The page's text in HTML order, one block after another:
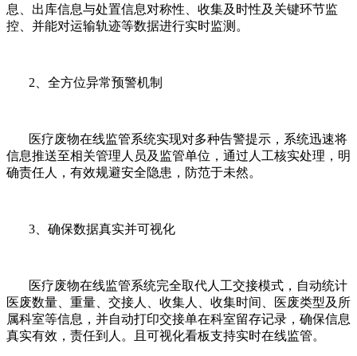
息、出库信息与处置信息对称性、收集及时性及关键环节监
控、并能对运输轨迹等数据进行实时监测。
2、全方位异常预警机制
医疗废物在线监管系统实现对多种告警提示，系统迅速将
信息推送至相关管理人员及监管单位，通过人工核实处理，明
确责任人，有效规避安全隐患，防范于未然。
3、确保数据真实并可视化
医疗废物在线监管系统完全取代人工交接模式，自动统计
医废数量、重量、交接人、收集人、收集时间、医废类型及所
属科室等信息，并自动打印交接单在科室留存记录，确保信息
真实有效，责任到人。且可视化看板支持实时在线监管。